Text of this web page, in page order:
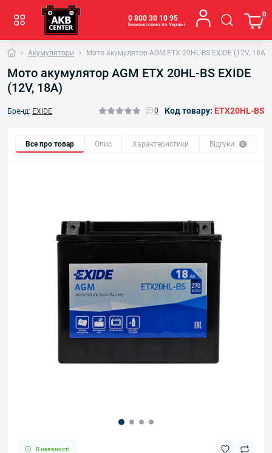
0 800 30 10 95
Безкоштовно по Україні
0
Акумулятори Мото акумулятор AGM ETX 20HL-BS EXIDE (12V, 18A)
Мото акумулятор AGM ETX 20HL-BS EXIDE
(12V, 18A)
Бренд: EXIDE 0 Код товару: ETX20HL-BS
Все про товар Опис Характеристики Відгуки 0
В наявності